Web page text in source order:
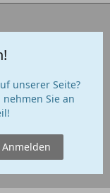
unserer Seite?
Sie an
Anmelden